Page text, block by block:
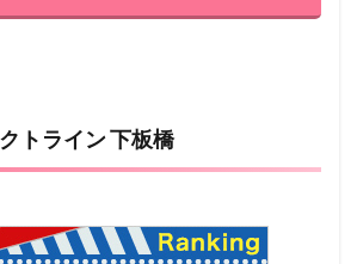
トライン 下板橋